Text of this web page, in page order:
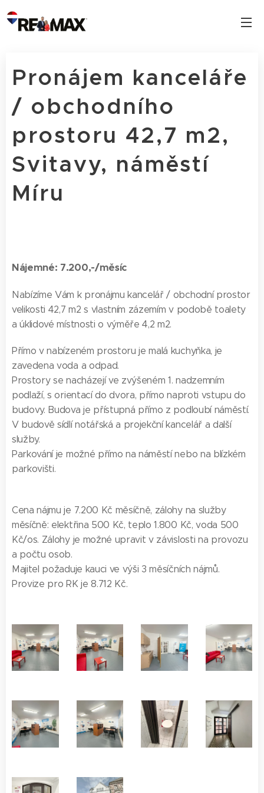
Pronájem kanceláře
/ obchodního
prostoru 42,7 m2,
Svitavy, náměstí
Míru
Nájemné: 7.200,-/měsíc
Nabízíme Vám k pronájmu kancelář / obchodní prostor
velikosti 42,7 m2 s vlastním zázemím v podobě toalety
a úklidové místnosti o výměře 4,2 m2.
Přímo v nabízeném prostoru je malá kuchyňka, je
zavedena voda a odpad.
Prostory se nacházejí ve zvýšeném 1. nadzemním
podlaží, s orientací do dvora, přímo naproti vstupu do
budovy. Budova je přístupná přímo z podloubí náměstí.
V budově sídlí notářská a projekční kancelář a další
služby.
Parkování je možné přímo na náměstí nebo na blízkém
parkovišti.
Cena nájmu je 7.200 Kč měsíčně, zálohy na služby
měsíčně: elektřina 500 Kč, teplo 1.800 Kč, voda 500
Kč/os. Zálohy je možné upravit v závislosti na provozu
a počtu osob.
Majitel požaduje kauci ve výši 3 měsíčních nájmů.
Provize pro RK je 8.712 Kč.